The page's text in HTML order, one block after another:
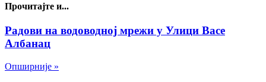
Прочитајте и...
Радови на водоводној мрежи у Улици Васе
Албанац
Опширније »